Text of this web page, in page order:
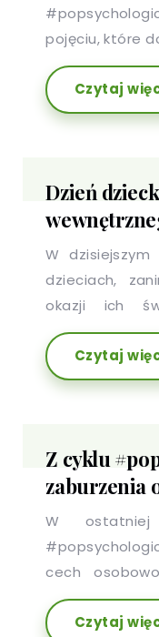
pojęciu, które
Czytaj
Dzień
W
dzieciach,
okazji ich
dziecko. Kim
Dlaczego
Czytaj
Z cyklu
zaburzenia
W
cech osobowości, zgodne z
Piątki. Dziś
dyskusje
Czytaj